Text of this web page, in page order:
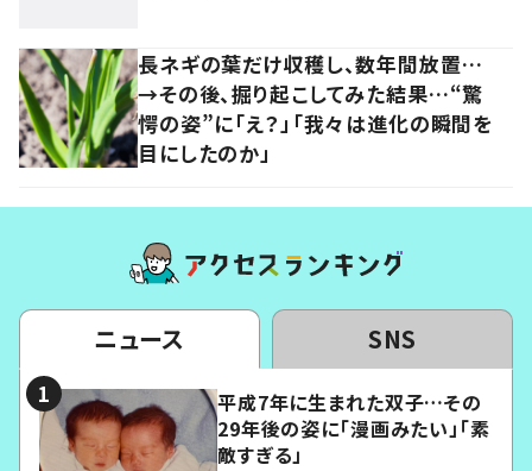
長ネギの葉だけ収穫し、数年間放置…
→その後、掘り起こしてみた結果…“驚
愕の姿”に「え？」「我々は進化の瞬間を
目にしたのか」
ニュース SNS
平成7年に生まれた双子…その
29年後の姿に「漫画みたい」「素
敵すぎる」